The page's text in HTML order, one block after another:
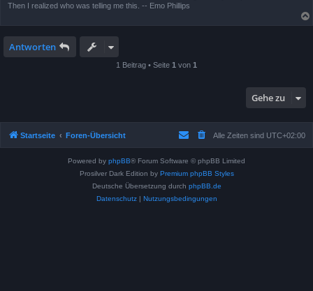
Then I realized who was telling me this. -- Emo Phillips
Antworten
1 Beitrag • Seite 1 von 1
Gehe zu
Startseite Foren-Übersicht Alle Zeiten sind UTC+02:00
Powered by phpBB® Forum Software © phpBB Limited
Prosilver Dark Edition by Premium phpBB Styles
Deutsche Übersetzung durch phpBB.de
Datenschutz| Nutzungsbedingungen